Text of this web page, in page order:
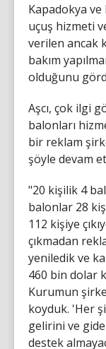
Kapadokya
uçuş hizmeti
verilen ancak
bakım
olduğunu
Aşcı, çok ilgi
balonları
bir reklam
şöyle devam
"20 kişilik 4
balonlar 28
112 kişiye
çıkmadan
yeniledik ve
460 bin dolar
Kurumun
koyduk. 'Her
gelirini ve
destek